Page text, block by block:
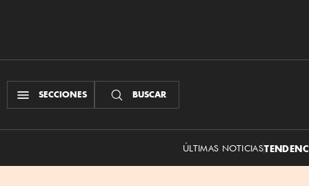
SECCIONES BUSCAR
ÚLTIMAS NOTICIAS